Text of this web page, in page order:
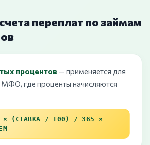
переплат по займам
процентов — применяется для
где проценты начисляются
× (СТАВКА / 100) / 365 ×